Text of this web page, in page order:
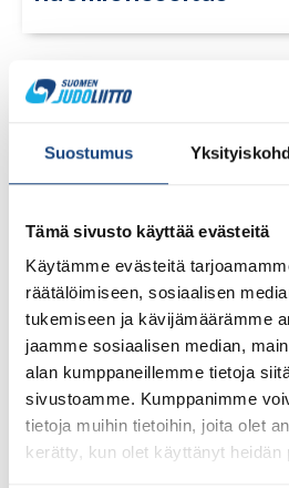
Suostumus
Tämä sivusto käyttää evästeitä
Käytämme evästeitä
räätälöimiseen, sosiaalisen
tukemiseen ja kävijämäärämme
jaamme sosiaalisen median,
alan kumppaneillemme tietoja
sivustoamme. Kumppanimme
tietoja muihin tietoihin, joita olet
kerätty, kun olet käyttänyt heidän
23.7.2026
Tuomariraportti
Open 2026, 14.-